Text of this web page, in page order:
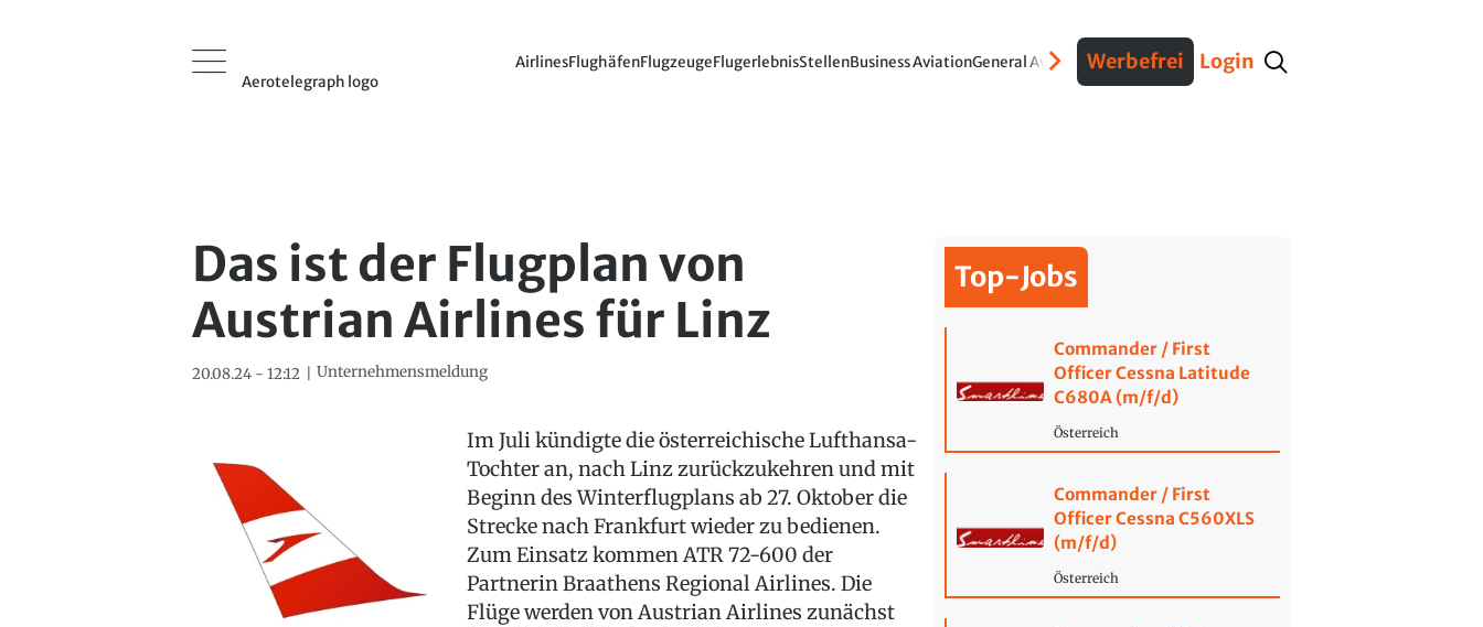
Aerotelegraph logo
AirlinesFlughäfenFlugzeugeFlugerlebnisStellenBusiness AviationGeneral AviationVerteidigungInterviews Fracht
Werbefrei Login
Das ist der Flugplan von
Austrian Airlines für Linz
20.08.24 - 12:12 Unternehmensmeldung
Im Juli kündigte die österreichische Lufthansa-
Tochter an, nach Linz zurückzukehren und mit
Beginn des Winterflugplans ab 27. Oktober die
Strecke nach Frankfurt wieder zu bedienen.
Zum Einsatz kommen ATR 72-600 der
Partnerin Braathens Regional Airlines. Die
Flüge werden von Austrian Airlines zunächst
Top-Jobs
Commander / First
Officer Cessna Latitude
C680A (m/f/d)
Österreich
Commander / First
Officer Cessna C560XLS
(m/f/d)
Österreich